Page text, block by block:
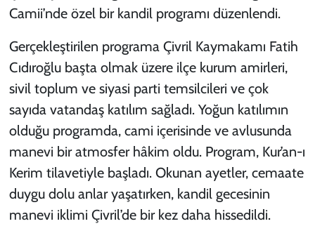
Camii’nde özel bir kandil programı düzenlendi.
Gerçekleştirilen programa Çivril Kaymakamı Fatih
Cıdıroğlu başta olmak üzere ilçe kurum amirleri,
sivil toplum ve siyasi parti temsilcileri ve çok
sayıda vatandaş katılım sağladı. Yoğun katılımın
olduğu programda, cami içerisinde ve avlusunda
manevi bir atmosfer hâkim oldu. Program, Kur’an-ı
Kerim tilavetiyle başladı. Okunan ayetler, cemaate
duygu dolu anlar yaşatırken, kandil gecesinin
manevi iklimi Çivril’de bir kez daha hissedildi.